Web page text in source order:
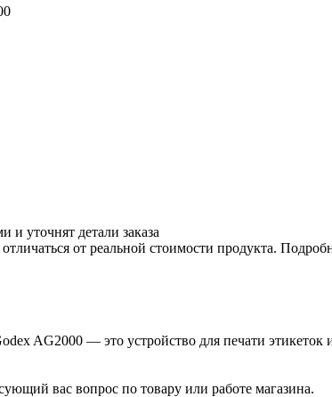
уточнят детали заказа
от реальной стоимости продукта.
AG2000 — это устройство для печати
вас вопрос по товару или работе магазина.